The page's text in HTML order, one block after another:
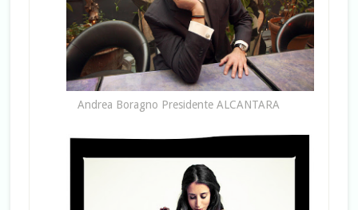
Andrea Boragno Presidente ALCANTARA